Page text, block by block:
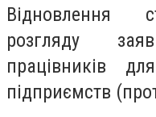
Відновлення
розгляду
працівників
підприємств